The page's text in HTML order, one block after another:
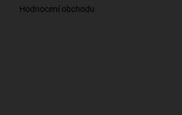
Hodnocení obchodu